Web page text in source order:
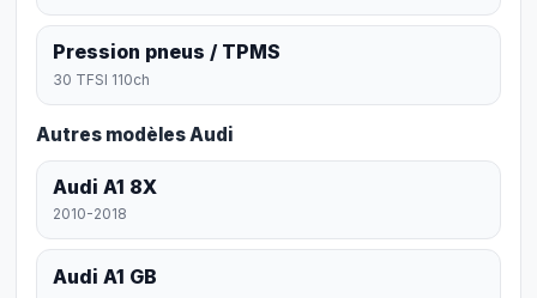
Pression pneus / TPMS
30 TFSI 110ch
Autres modèles Audi
Audi A1 8X
2010-2018
Audi A1 GB